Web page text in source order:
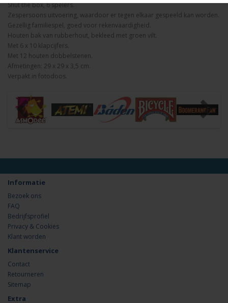
Shut the box, 6 spelers.
Zespersoons uitvoering, waardoor er tegen elkaar gespeeld kan worden.
Gezellig familiespel, goed voor rekenvaardigheid.
Houten bak van rubberhout, bekleed met groen vilt.
Met 6 x 10 klapcijfers.
Met 12 houten dobbelstenen.
Afmetingen: 29 x 29 x 3,5 cm.
Verpakt in fotodoos.
Informatie
Bezoek ons
FAQ
Bedrijfsprofiel
Privacy & Cookies
Klant worden
Klantenservice
Contact
Retourneren
Sitemap
Extra